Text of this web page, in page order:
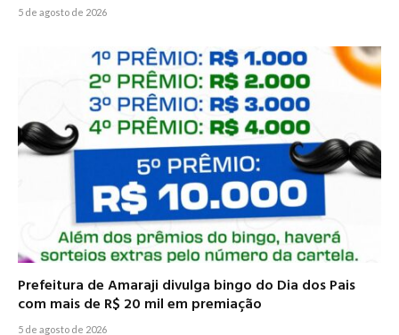
5 de agosto de 2026
Prefeitura de Amaraji divulga bingo do Dia dos Pais
com mais de R$ 20 mil em premiação
5 de agosto de 2026